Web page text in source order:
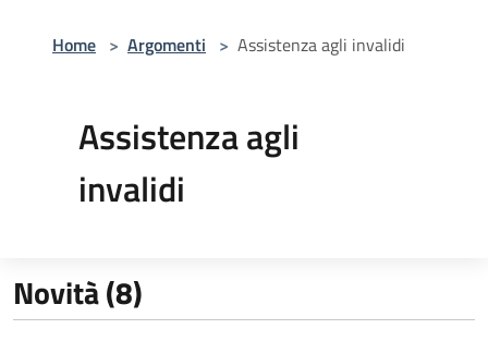
Home > Argomenti > Assistenza agli invalidi
Assistenza agli
invalidi
Novità (8)